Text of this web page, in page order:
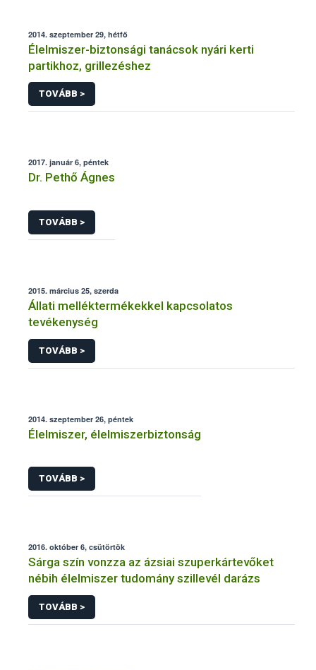
2014. szeptember 29, hétfő
Élelmiszer-biztonsági tanácsok nyári kerti
partikhoz, grillezéshez
TOVÁBB >
2017. január 6, péntek
Dr. Pethő Ágnes
TOVÁBB >
2015. március 25, szerda
Állati melléktermékekkel kapcsolatos
tevékenység
TOVÁBB >
2014. szeptember 26, péntek
Élelmiszer, élelmiszerbiztonság
TOVÁBB >
2016. október 6, csütörtök
Sárga szín vonzza az ázsiai szuperkártevőket
nébih élelmiszer tudomány szillevél darázs
TOVÁBB >